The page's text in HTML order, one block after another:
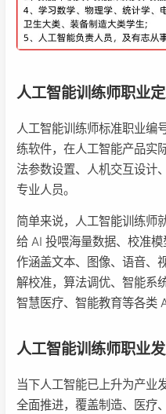
人工智能训练师职业
人工智能训练师标准职业
练软件，在人工智能产品实
法参数设置、人机交互设计
专业人员。
简单来说，人工智能训练师
给 AI 投喂海量数据、校准
作涵盖文本、图像、语音、
解校准，算法调优、智能系
智慧医疗、智能教育等各类
人工智能训练师职业
当下人工智能已上升为产业
全面推进，覆盖制造、医疗